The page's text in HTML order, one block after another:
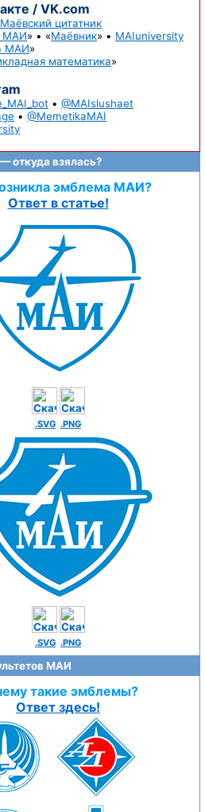
/ VK.com
Маёвский цитатник
МАИ» • «Маёвник» • MAIuniversity
МАИ»
математика»
• @MAIslushaet
• @MemetikaMAI
откуда взялась?
эмблема МАИ?
Ответ в статье!
.SVG .PNG
.SVG .PNG
МАИ
такие эмблемы?
Ответ здесь!